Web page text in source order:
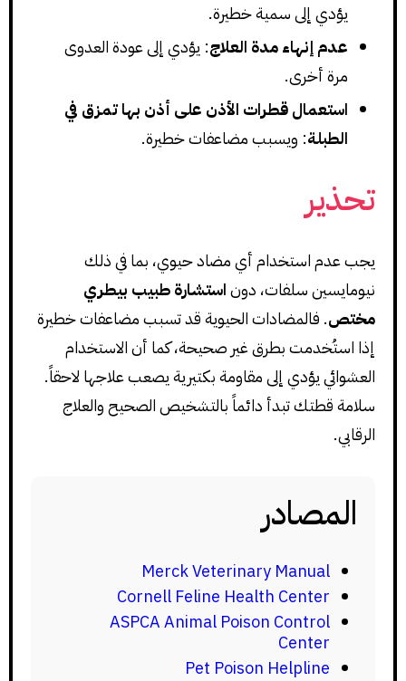
يؤدي إلى سمية خطيرة.
عدم إنهاء مدة العلاج: يؤدي إلى عودة العدوى
مرة أخرى.
استعمال قطرات الأذن على أذن بها تمزق في
الطبلة: ويسبب مضاعفات خطيرة.
تحذير
يجب عدم استخدام أي مضاد حيوي، بما في ذلك
نيومايسين سلفات، دوناستشارة طبيب بيطري
مختص. فالمضادات الحيوية قد تسبب مضاعفات خطيرة
إذا استُخدمت بطرق غير صحيحة، كما أن الاستخدام
العشوائي يؤدي إلى مقاومة بكتيرية يصعب علاجها لاحقاً.
سلامة قطتك تبدأ دائماً بالتشخيص الصحيح والعلاج
الرقابي.
المصادر
Merck Veterinary Manual
Cornell Feline Health Center
ASPCA Animal Poison Control
Center
Pet Poison Helpline